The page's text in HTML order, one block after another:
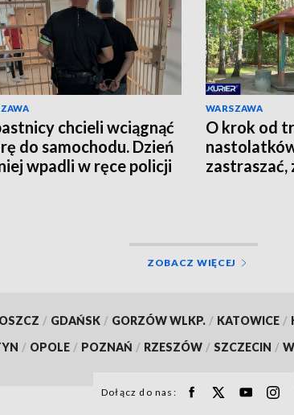
chcieli wciągnąć
do samochodu. Dzień
wpadli w ręce policji
WARSZAWA
O krok od
zastraszać,
ZOBACZ WIĘCEJ
/ GDAŃSK / GORZÓW WLKP. / KATOWICE /
/ OPOLE / POZNAŃ / RZESZÓW / SZCZECIN /
Dołącz do nas: